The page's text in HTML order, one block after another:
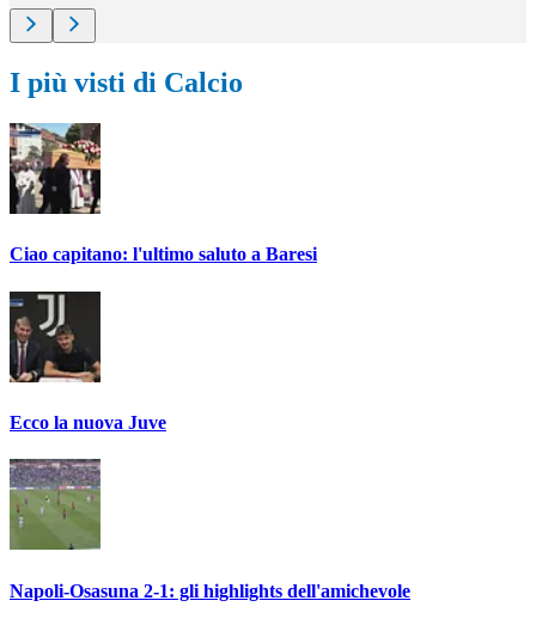
I più visti di Calcio
Ciao capitano: l'ultimo saluto a Baresi
Ecco la nuova Juve
Napoli-Osasuna 2-1: gli highlights dell'amichevole